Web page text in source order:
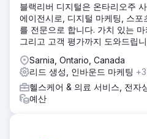
블랙리버 디지털은 온타리오주
에이전시로, 디지털 마케팅, 스
를 전문으로 합니다. 가치 있는
그리고 고객 평가까지 도와드립
Sarnia, Ontario, Canada
리드 생성, 인바운드 마케팅
헬스케어 & 의료 서비스, 전자
예산